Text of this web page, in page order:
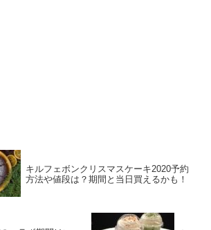
キルフェボンクリスマスケーキ2020予約
方法や値段は？期間と当日買えるかも！